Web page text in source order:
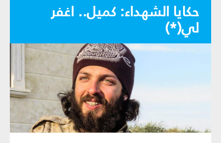
حكايا الشهداء: كميل.. اغفر
لي(*)